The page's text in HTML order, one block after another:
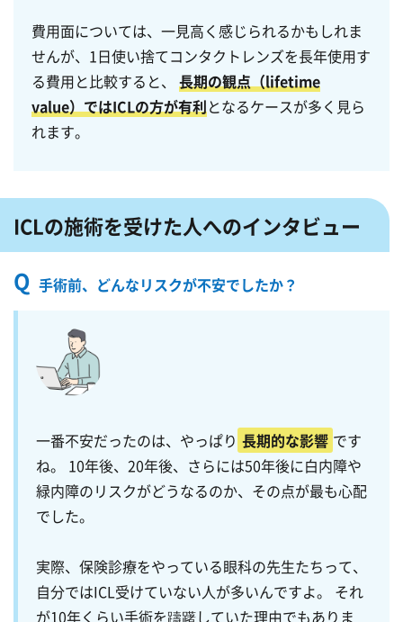
費用面については、一見高く感じられるかもしれま
せんが、1日使い捨てコンタクトレンズを長年使用す
る費用と比較すると、 長期の観点（lifetime
value）ではICLの方が有利となるケースが多く見ら
れます。
ICLの施術を受けた人へのインタビュー
Q 手術前、どんなリスクが不安でしたか？
一番不安だったのは、やっぱり 長期的な影響 です
ね。 10年後、20年後、さらには50年後に白内障や
緑内障のリスクがどうなるのか、その点が最も心配
でした。
実際、保険診療をやっている眼科の先生たちって、
自分ではICL受けていない人が多いんですよ。 それ
が10年くらい手術を躊躇していた理由でもありま